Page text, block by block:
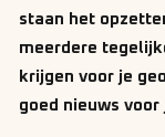
staan het
meerdere
krijgen voor je
goed nieuws